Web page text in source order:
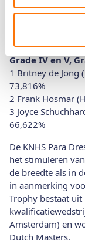
73,397%
2 Frank Hosmar
3 Frank Hosmar
Grade IV en V,
1 Britney de Jong
73,816%
2 Frank Hosmar
3 Joyce
66,622%
De KNHS Para
het stimuleren
de breedte als in
in aanmerking
Trophy bestaat
Amsterdam) en
Dutch Masters.